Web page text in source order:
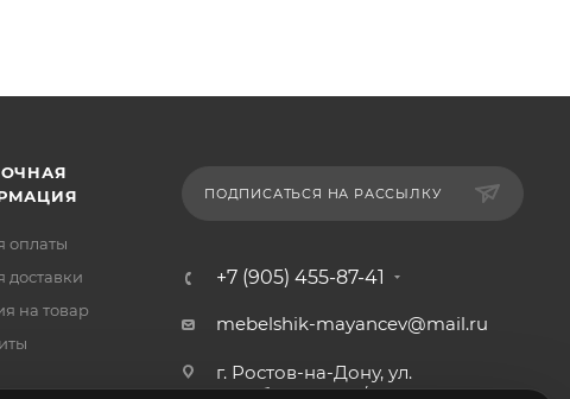
оплаты
доставки
на товар
ПОДПИСАТЬСЯ НА РАССЫЛКУ
+7 (905) 455-87-41
mebelshik-mayancev@mail.ru
г. Ростов-на-Дону, ул.